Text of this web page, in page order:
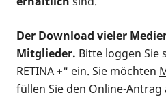
Der Download vieler
Mitglieder. Bitte loggen Sie
RETINA +" ein. Sie möchten
füllen Sie den Online-Antrag